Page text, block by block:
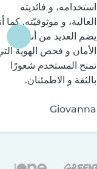
استخدامه، و فائديته
العالية، و موثوقيّته. كما
يضم العديد من أنظمة
الأمان و فحص الهوية
تمنح المستخدم شعورًا
بالثقة و الاطمئنان.
Giovanna